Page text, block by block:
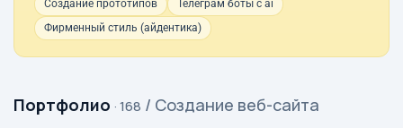
Создание прототипов
Телеграм боты с ai
Фирменный стиль (айдентика)
Портфолио · 168 / Создание веб-сайта